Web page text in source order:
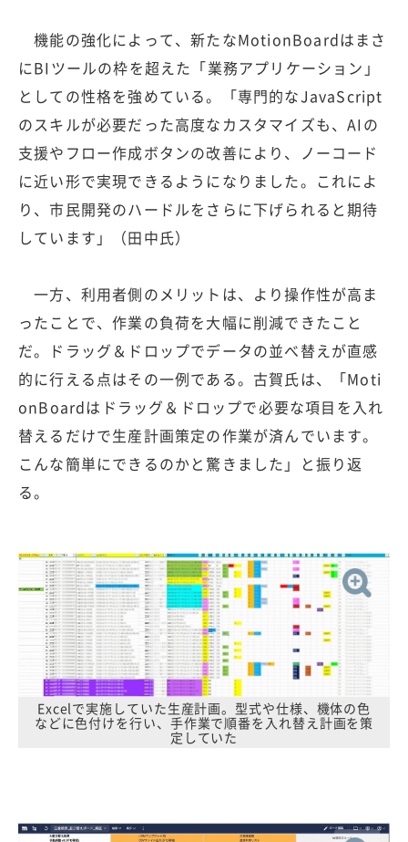
機能の強化によって、新たなMotionBoardはまさ
にBIツールの枠を超えた「業務アプリケーション」
としての性格を強めている。「専門的なJavaScript
のスキルが必要だった高度なカスタマイズも、AIの
支援やフロー作成ボタンの改善により、ノーコード
に近い形で実現できるようになりました。これによ
り、市民開発のハードルをさらに下げられると期待
しています」（田中氏）
一方、利用者側のメリットは、より操作性が高ま
ったことで、作業の負荷を大幅に削減できたこと
だ。ドラッグ＆ドロップでデータの並べ替えが直感
的に行える点はその一例である。古賀氏は、「Moti
onBoardはドラッグ＆ドロップで必要な項目を入れ
替えるだけで生産計画策定の作業が済んでいます。
こんな簡単にできるのかと驚きました」と振り返
る。
Excelで実施していた生産計画。型式や仕様、機体の色
などに色付けを行い、手作業で順番を入れ替え計画を策
定していた